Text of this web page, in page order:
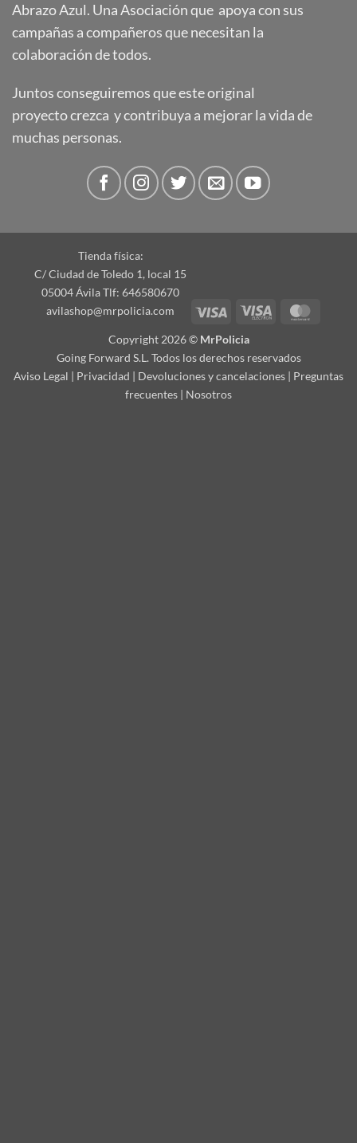
Abrazo Azul. Una Asociación que apoya con sus
campañas a compañeros que necesitan la
colaboración de todos.
Juntos conseguiremos que este original
proyecto crezca y contribuya a mejorar la vida de
muchas personas.
Tienda física:
C/ Ciudad de Toledo 1, local 15
05004 Ávila Tlf: 646580670
avilashop@mrpolicia.com
Visa
Visa
Copyright 2026 © MrPolicia
Going Forward S.L. Todos los derechos reservados
Aviso Legal | Privacidad | Devoluciones y cancelaciones | Preguntas
frecuentes | Nosotros